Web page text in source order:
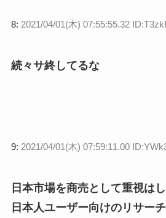
8: 2021/04/01(木) 07:55:55.32
続々サ終してるな
9: 2021/04/01(木) 07:59:11.00
日本市場を商売として重視は
日本人ユーザー向けのリサー